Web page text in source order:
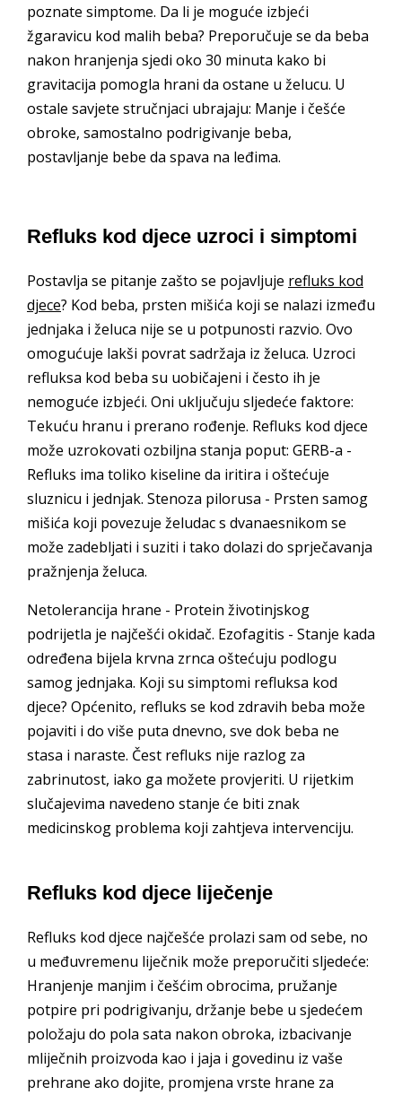
poznate simptome. Da li je moguće izbjeći
žgaravicu kod malih beba? Preporučuje se da beba
nakon hranjenja sjedi oko 30 minuta kako bi
gravitacija pomogla hrani da ostane u želucu. U
ostale savjete stručnjaci ubrajaju: Manje i češće
obroke, samostalno podrigivanje beba,
postavljanje bebe da spava na leđima.
Refluks kod djece uzroci i simptomi
Postavlja se pitanje zašto se pojavljuje refluks kod
djece? Kod beba, prsten mišića koji se nalazi između
jednjaka i želuca nije se u potpunosti razvio. Ovo
omogućuje lakši povrat sadržaja iz želuca. Uzroci
refluksa kod beba su uobičajeni i često ih je
nemoguće izbjeći. Oni uključuju sljedeće faktore:
Tekuću hranu i prerano rođenje. Refluks kod djece
može uzrokovati ozbiljna stanja poput: GERB-a -
Refluks ima toliko kiseline da iritira i oštećuje
sluznicu i jednjak. Stenoza pilorusa - Prsten samog
mišića koji povezuje želudac s dvanaesnikom se
može zadebljati i suziti i tako dolazi do sprječavanja
pražnjenja želuca.
Netolerancija hrane - Protein životinjskog
podrijetla je najčešći okidač. Ezofagitis - Stanje kada
određena bijela krvna zrnca oštećuju podlogu
samog jednjaka. Koji su simptomi refluksa kod
djece? Općenito, refluks se kod zdravih beba može
pojaviti i do više puta dnevno, sve dok beba ne
stasa i naraste. Čest refluks nije razlog za
zabrinutost, iako ga možete provjeriti. U rijetkim
slučajevima navedeno stanje će biti znak
medicinskog problema koji zahtjeva intervenciju.
Refluks kod djece liječenje
Refluks kod djece najčešće prolazi sam od sebe, no
u međuvremenu liječnik može preporučiti sljedeće:
Hranjenje manjim i češćim obrocima, pružanje
potpire pri podrigivanju, držanje bebe u sjedećem
položaju do pola sata nakon obroka, izbacivanje
mliječnih proizvoda kao i jaja i govedinu iz vaše
prehrane ako dojite, promjena vrste hrane za